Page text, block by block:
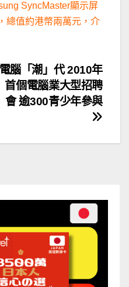
SyncMaster顯示屏
總值約港幣兩萬元，介
電腦「潮」代 2010年
首個電腦業大型招聘
會 逾300青少年參與